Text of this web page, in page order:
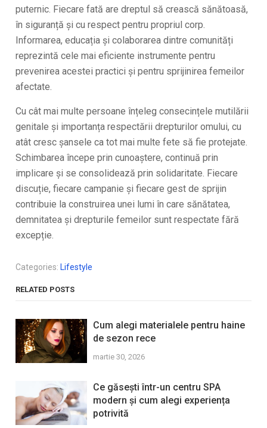
puternic. Fiecare fată are dreptul să crească sănătoasă,
în siguranță și cu respect pentru propriul corp.
Informarea, educația și colaborarea dintre comunități
reprezintă cele mai eficiente instrumente pentru
prevenirea acestei practici și pentru sprijinirea femeilor
afectate.
Cu cât mai multe persoane înțeleg consecințele mutilării
genitale și importanța respectării drepturilor omului, cu
atât cresc șansele ca tot mai multe fete să fie protejate.
Schimbarea începe prin cunoaștere, continuă prin
implicare și se consolidează prin solidaritate. Fiecare
discuție, fiecare campanie și fiecare gest de sprijin
contribuie la construirea unei lumi în care sănătatea,
demnitatea și drepturile femeilor sunt respectate fără
excepție.
Categories: Lifestyle
RELATED POSTS
Cum alegi materialele pentru haine
de sezon rece
martie 30, 2026
Ce găsești într-un centru SPA
modern și cum alegi experiența
potrivită